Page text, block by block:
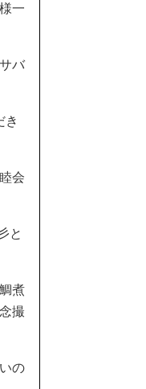
一
バ
き
会
と
煮
撮
の